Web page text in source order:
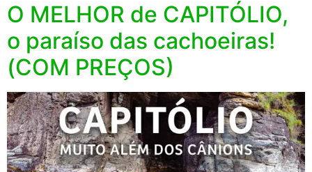
O MELHOR de CAPITÓLIO,
o paraíso das cachoeiras!
(COM PREÇOS)